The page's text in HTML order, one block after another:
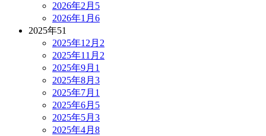
2026年2月 5
2026年1月 6
2025年51
2025年12月 2
2025年11月 2
2025年9月 1
2025年8月 3
2025年7月 1
2025年6月 5
2025年5月 3
2025年4月 8